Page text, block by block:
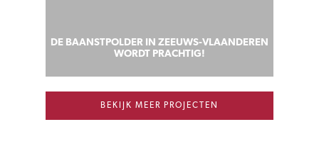
DE BAANSTPOLDER IN ZEEUWS-VLAANDEREN
WORDT PRACHTIG!
BEKIJK MEER PROJECTEN